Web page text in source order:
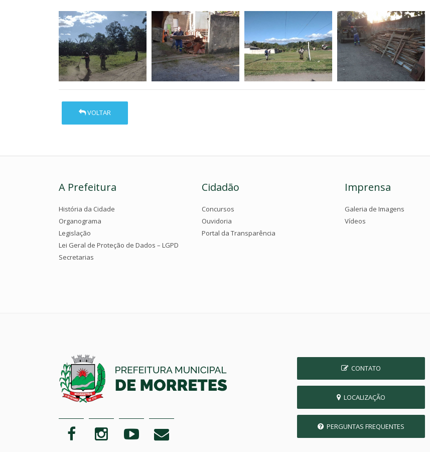
VOLTAR
A Prefeitura
História da Cidade
Organograma
Legislação
Lei Geral de Proteção de Dados – LGPD
Secretarias
Cidadão
Concursos
Ouvidoria
Portal da Transparência
Imprensa
Galeria de Imagens
Vídeos
CONTATO
LOCALIZAÇÃO
PERGUNTAS FREQUENTES